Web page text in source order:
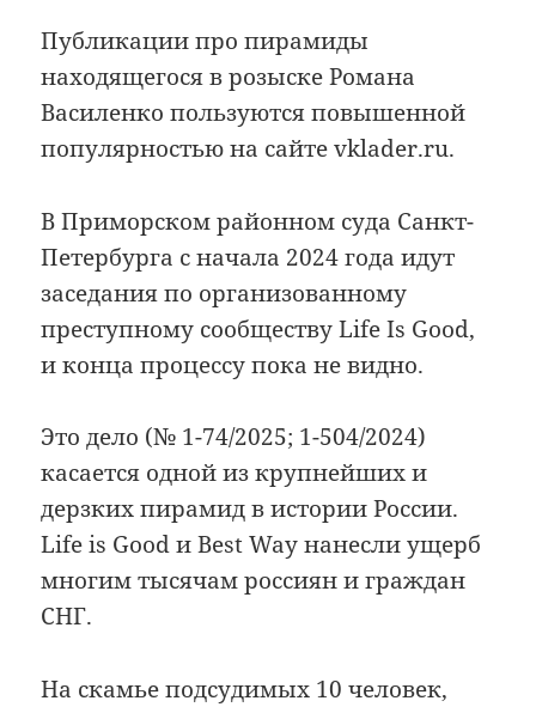
Публикации про пирамиды
находящегося в розыске Романа
Василенко пользуются повышенной
популярностью на сайте vklader.ru.
В Приморском районном суда Санкт-
Петербурга с начала 2024 года идут
заседания по организованному
преступному сообществу Life Is Good,
и конца процессу пока не видно.
Это дело (№ 1-74/2025; 1-504/2024)
касается одной из крупнейших и
дерзких пирамид в истории России.
Life is Good и Best Way нанесли ущерб
многим тысячам россиян и граждан
СНГ.
На скамье подсудимых 10 человек,